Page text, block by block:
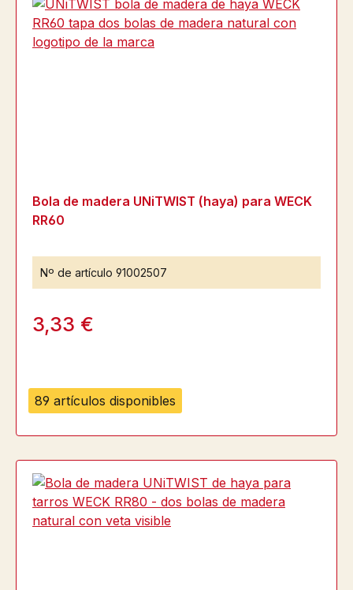
89 artículos disponibles
Bola de madera UNiTWIST (haya) para WECK
RR60
Nº de artículo 91002507
3,33 €